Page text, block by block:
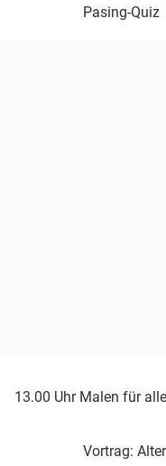
Pasing-Quiz
13.00 Uhr Malen für
Vortrag: